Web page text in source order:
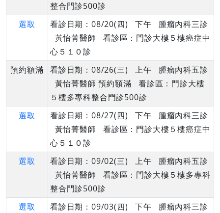
整合門診500診
選取
看診日期：08/20(四) 下午 腫瘤內科三診
黃怡菁醫師 看診區：門診大樓５樓癌症中
心５１０診
預約額滿
看診日期：08/26(三) 上午 腫瘤內科五診
黃怡菁醫師 預約額滿 看診區：門診大樓
５樓多專科整合門診500診
選取
看診日期：08/27(四) 下午 腫瘤內科三診
黃怡菁醫師 看診區：門診大樓５樓癌症中
心５１０診
選取
看診日期：09/02(三) 上午 腫瘤內科五診
黃怡菁醫師 看診區：門診大樓５樓多專科
整合門診500診
選取
看診日期：09/03(四) 下午 腫瘤內科三診